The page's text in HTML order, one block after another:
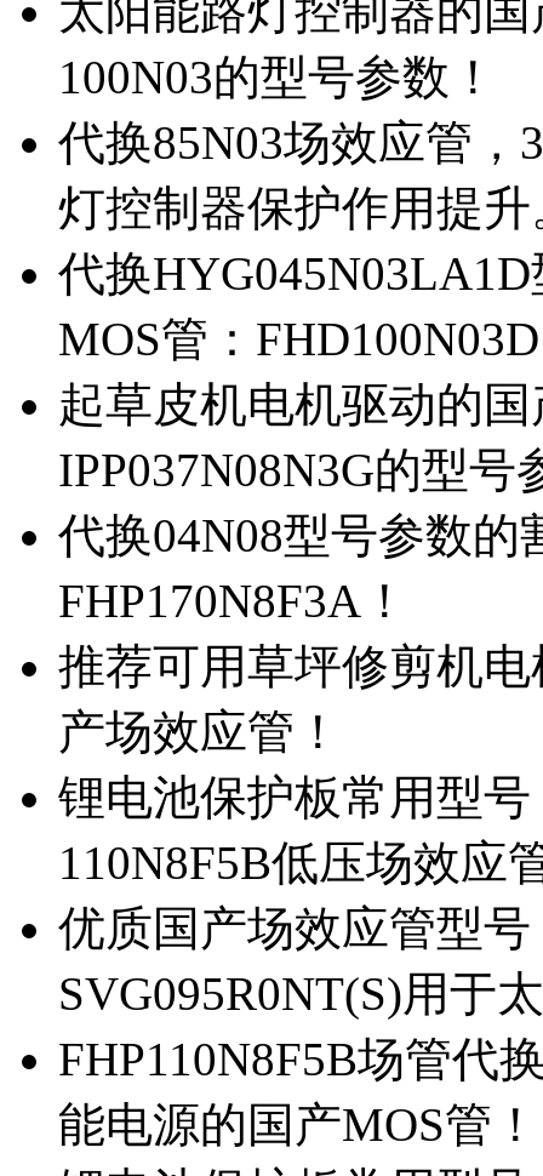
太阳能路灯控制器的
100N03的型号参数！
代换85N03场效应管
灯控制器保护作用提升
代换
MOS管：
起草皮机电机驱动的
IPP037N08N3G的型号
代换04N08型号参数
FHP170N8F3A！
推荐可用草坪修剪机电
产场效应管！
锂电池保护板常用型号
110N8F5B低压场效应
优质国产场效应管型
SVG095R0NT(S)用于
FHP110N8F5B场管代
能电源的国产MOS管！